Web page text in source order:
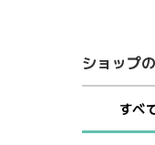
ショップ
すべ